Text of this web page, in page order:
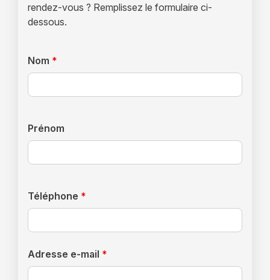
rendez-vous ? Remplissez le formulaire ci-
dessous.
Nom *
Prénom
Téléphone *
Adresse e-mail *